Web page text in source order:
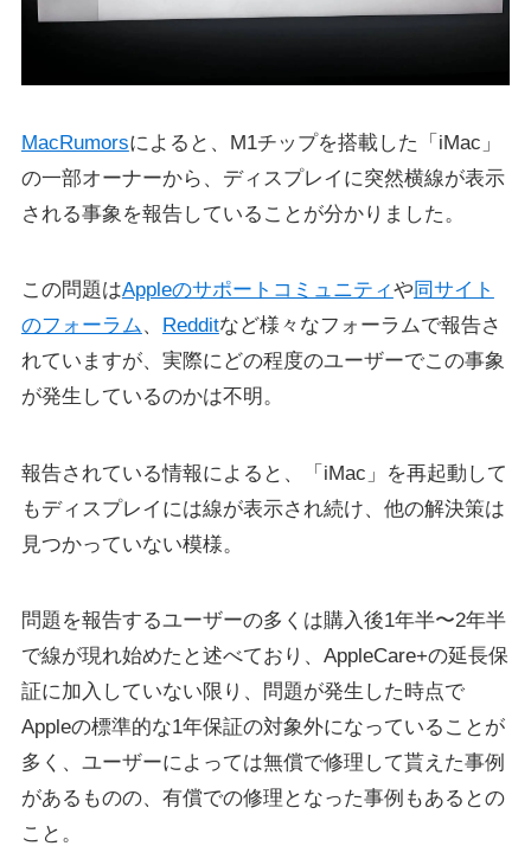
MacRumorsによると、M1チップを搭載した「iMac」
の一部オーナーから、ディスプレイに突然横線が表示
される事象を報告していることが分かりました。
この問題はAppleのサポートコミュニティや 同サイト
のフォーラム、 Redditなど様々なフォーラムで報告さ
れていますが、実際にどの程度のユーザーでこの事象
が発生しているのかは不明。
報告されている情報によると、「iMac」を再起動して
もディスプレイには線が表示され続け、他の解決策は
見つかっていない模様。
問題を報告するユーザーの多くは購入後1年半〜2年半
で線が現れ始めたと述べており、AppleCare+の延長保
証に加入していない限り、問題が発生した時点で
Appleの標準的な1年保証の対象外になっていることが
多く、ユーザーによっては無償で修理して貰えた事例
があるものの、有償での修理となった事例もあるとの
こと。